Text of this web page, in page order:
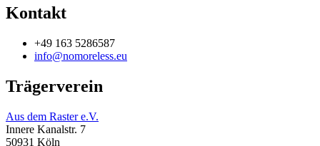
Kontakt
+49 163 5286587
info@nomoreless.eu
Trägerverein
Aus dem Raster e.V.
Innere Kanalstr. 7
50931 Köln